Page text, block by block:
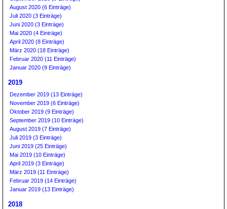
August 2020 (6 Einträge)
Juli 2020 (3 Einträge)
Juni 2020 (3 Einträge)
Mai 2020 (4 Einträge)
April 2020 (8 Einträge)
März 2020 (18 Einträge)
Februar 2020 (11 Einträge)
Januar 2020 (9 Einträge)
2019
Dezember 2019 (13 Einträge)
November 2019 (6 Einträge)
Oktober 2019 (9 Einträge)
September 2019 (10 Einträge)
August 2019 (7 Einträge)
Juli 2019 (3 Einträge)
Juni 2019 (25 Einträge)
Mai 2019 (10 Einträge)
April 2019 (3 Einträge)
März 2019 (11 Einträge)
Februar 2019 (14 Einträge)
Januar 2019 (13 Einträge)
2018